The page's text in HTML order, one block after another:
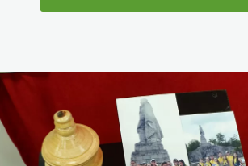
Коллекция впечатлений
Другие рубрики